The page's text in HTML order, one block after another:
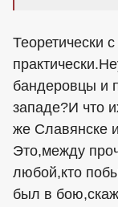
Теоретически
бандеровцы и
западе?И что
же Славянске
Это,между
любой,кто
был в